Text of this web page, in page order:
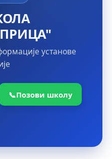
установе
📞Позови школу